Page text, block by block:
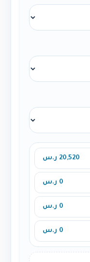
20,520 ر.س
0 ر.س
0 ر.س
0 ر.س